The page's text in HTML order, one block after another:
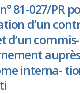
81-027/PR
d’un
d’un
interna-